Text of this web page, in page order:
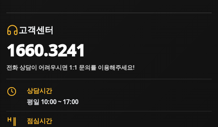
고객센터
1660.3241
전화 상담이 어려우시면 1:1 문의를 이용해주세요!
상담시간
평일 10:00 ~ 17:00
점심시간